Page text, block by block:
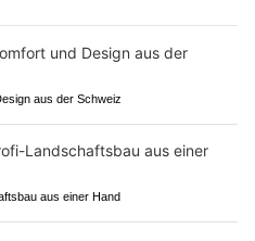
aus der Schweiz
aus einer Hand